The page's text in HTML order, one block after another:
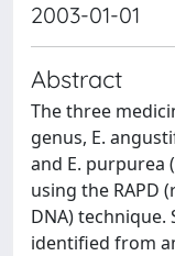
2003-01-01
Abstract
The three
genus, E.
and E. purpurea
using the RAPD
DNA) technique.
identified from